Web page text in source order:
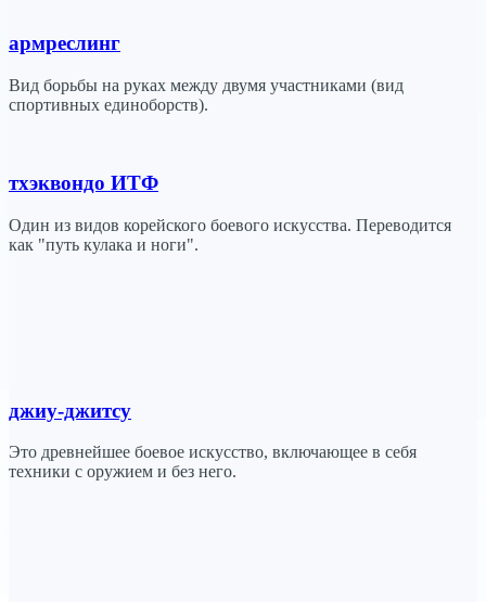
армреслинг
Вид борьбы на руках между двумя участниками (вид
спортивных единоборств).
тхэквондо ИТФ
Один из видов корейского боевого искусства. Переводится
как "путь кулака и ноги".
джиу-джитсу
Это древнейшее боевое искусство, включающее в себя
техники с оружием и без него.